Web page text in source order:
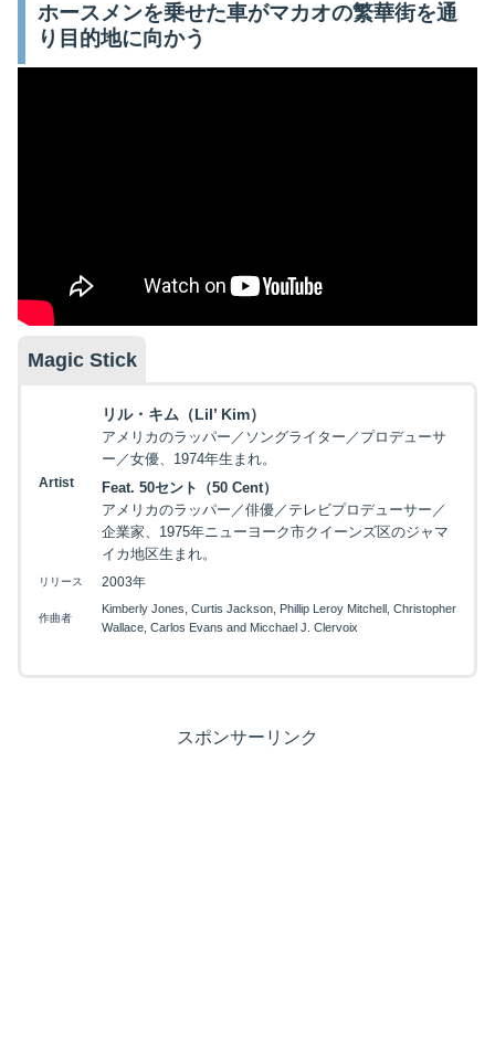
ホースメンを乗せた車がマカオの繁華街を通
り目的地に向かう
Magic Stick
Artist
リル・キム（Lil’ Kim）
アメリカのラッパー／ソングライター／プロデューサ
ー／女優、1974年生まれ。
Feat. 50セント（50 Cent）
アメリカのラッパー／俳優／テレビプロデューサー／
企業家、1975年ニューヨーク市クイーンズ区のジャマ
イカ地区生まれ。
リリース 2003年
作曲者
Kimberly Jones, Curtis Jackson, Phillip Leroy Mitchell, Christopher
Wallace, Carlos Evans and Micchael J. Clervoix
スポンサーリンク